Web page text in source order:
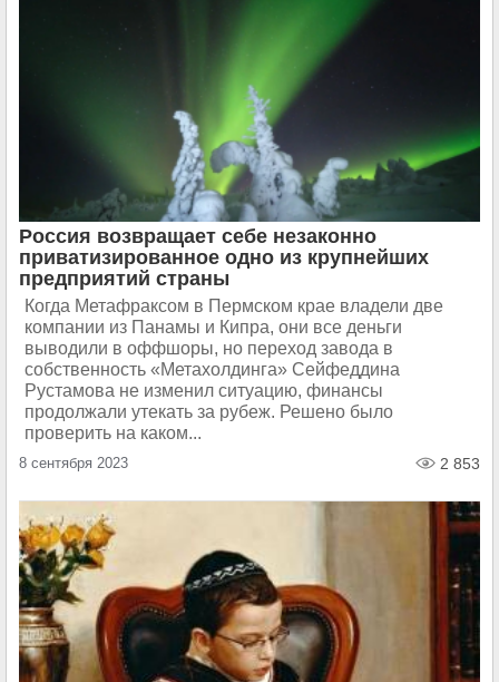
Россия возвращает себе незаконно
приватизированное одно из крупнейших
предприятий страны
Когда Метафраксом в Пермском крае владели две
компании из Панамы и Кипра, они все деньги
выводили в оффшоры, но переход завода в
собственность «Метахолдинга» Сейфеддина
Рустамова не изменил ситуацию, финансы
продолжали утекать за рубеж. Решено было
проверить на каком...
8 сентября 2023 2 853